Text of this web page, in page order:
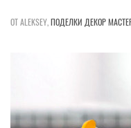
ОТ ALEKSEY,ПОДЕЛКИ ДЕКОР